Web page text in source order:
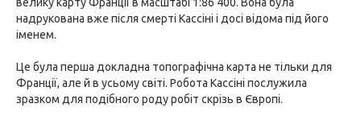
надрукована вже після смерті Кассіні і досі відома під його
іменем.
Це була перша докладна топографічна карта не тільки для
Франції, але й в усьому світі. Робота Кассіні послужила
зразком для подібного роду робіт скрізь в Європі.